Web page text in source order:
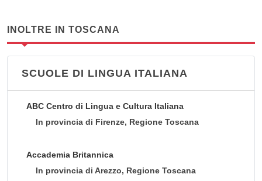
INOLTRE IN TOSCANA
SCUOLE DI LINGUA ITALIANA
ABC Centro di Lingua e Cultura Italiana
In provincia di Firenze, Regione Toscana
Accademia Britannica
In provincia di Arezzo, Regione Toscana